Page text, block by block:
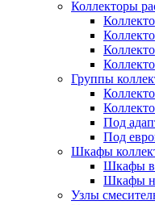
Коллекторы
Группы
Под
Под
Шкафы
Шкафы
Шкафы
Узлы